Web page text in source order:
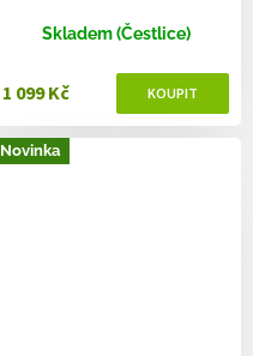
Skladem (Čestlice)
1 099 Kč
Novinka